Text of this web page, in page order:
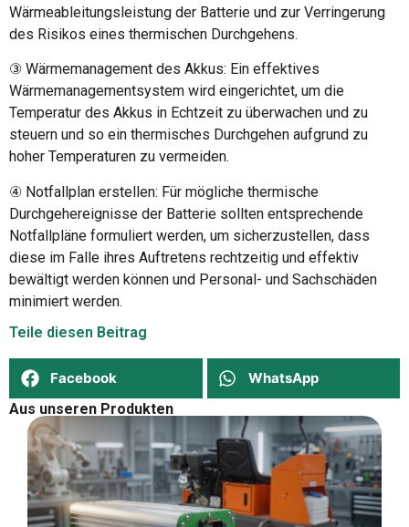
Wärmeableitungsleistung der Batterie und zur Verringerung
des Risikos eines thermischen Durchgehens.
③ Wärmemanagement des Akkus: Ein effektives
Wärmemanagementsystem wird eingerichtet, um die
Temperatur des Akkus in Echtzeit zu überwachen und zu
steuern und so ein thermisches Durchgehen aufgrund zu
hoher Temperaturen zu vermeiden.
④ Notfallplan erstellen: Für mögliche thermische
Durchgehereignisse der Batterie sollten entsprechende
Notfallpläne formuliert werden, um sicherzustellen, dass
diese im Falle ihres Auftretens rechtzeitig und effektiv
bewältigt werden können und Personal- und Sachschäden
minimiert werden.
Teile diesen Beitrag
Facebook
WhatsApp
Aus unseren Produkten